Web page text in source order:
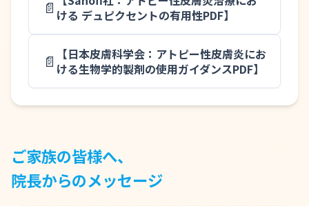
📄 ける デュピクセントの有用性PDF】
📄
【日本皮膚科学会：アトピー性皮膚炎にお
ける生物学的製剤の使用ガイダンスPDF】
ご家族の皆様へ、
院長からのメッセージ